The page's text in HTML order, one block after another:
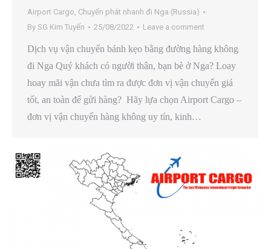
Airport Cargo, Chuyển phát nhanh đi Nga (Russia)
By SG Kim Tuyến 25/08/2022 Leave a comment
Dịch vụ vận chuyển bánh kẹo bằng đường hàng không
đi Nga Quý khách có người thân, bạn bè ở Nga? Loay
hoay mãi vận chưa tìm ra được đơn vị vận chuyển giá
tốt, an toàn để gửi hàng? Hãy lựa chọn Airport Cargo –
đơn vị vận chuyển hàng không uy tín, kinh…